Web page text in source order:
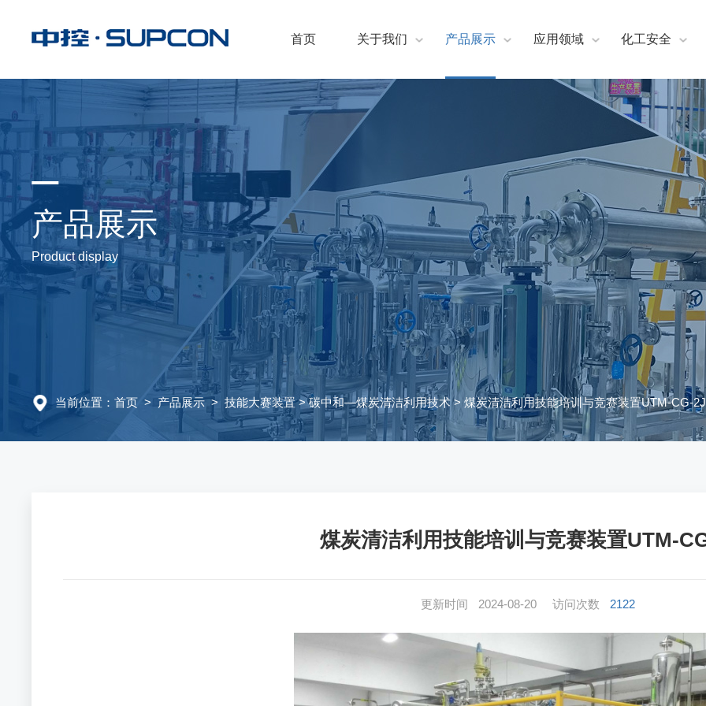
首页 关于我们 产品展示 应用领域 化工安全
产品展示
Product display
当前位置：首页 > 产品展示>技能大赛装置>碳中和—煤炭清洁利用技术> 煤炭清洁利用技能培训与竞赛装置UTM-CG-2J
煤炭清洁利用技能培训与竞赛装置UTM-
更新时间 2024-08-20 访问次数 2122